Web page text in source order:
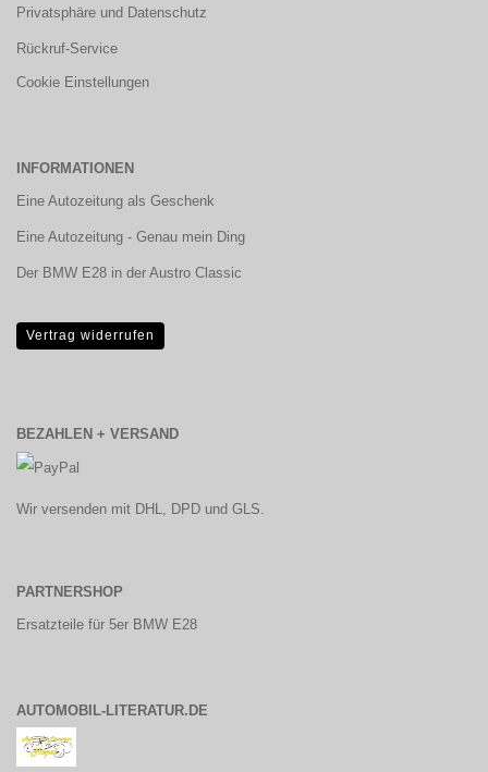
Privatsphäre und Datenschutz
Rückruf-Service
Cookie Einstellungen
INFORMATIONEN
Eine Autozeitung als Geschenk
Eine Autozeitung - Genau mein Ding
Der BMW E28 in der Austro Classic
Vertrag widerrufen
BEZAHLEN + VERSAND
Wir versenden mit DHL, DPD und GLS.
PARTNERSHOP
Ersatzteile für 5er BMW E28
AUTOMOBIL-LITERATUR.DE